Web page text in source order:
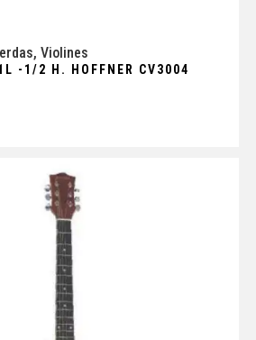
, Violines
-1/2 H. HOFFNER CV3004